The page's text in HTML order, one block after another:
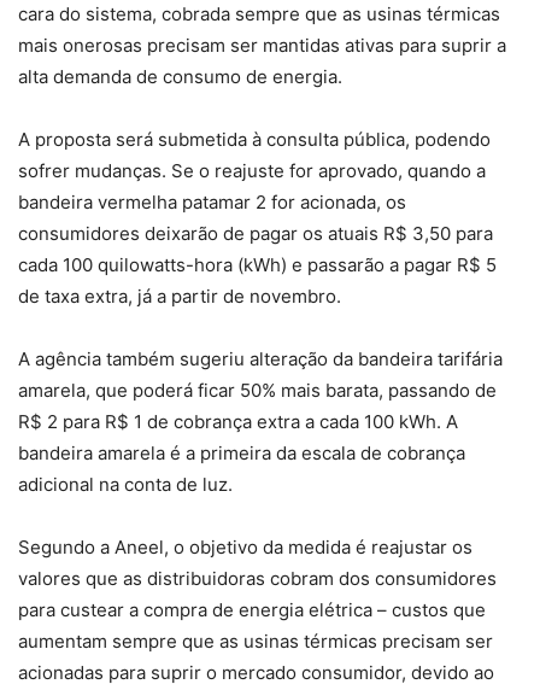
cara do sistema, cobrada sempre que as usinas térmicas
mais onerosas precisam ser mantidas ativas para suprir a
alta demanda de consumo de energia.
A proposta será submetida à consulta pública, podendo
sofrer mudanças. Se o reajuste for aprovado, quando a
bandeira vermelha patamar 2 for acionada, os
consumidores deixarão de pagar os atuais R$ 3,50 para
cada 100 quilowatts-hora (kWh) e passarão a pagar R$ 5
de taxa extra, já a partir de novembro.
A agência também sugeriu alteração da bandeira tarifária
amarela, que poderá ficar 50% mais barata, passando de
R$ 2 para R$ 1 de cobrança extra a cada 100 kWh. A
bandeira amarela é a primeira da escala de cobrança
adicional na conta de luz.
Segundo a Aneel, o objetivo da medida é reajustar os
valores que as distribuidoras cobram dos consumidores
para custear a compra de energia elétrica – custos que
aumentam sempre que as usinas térmicas precisam ser
acionadas para suprir o mercado consumidor, devido ao